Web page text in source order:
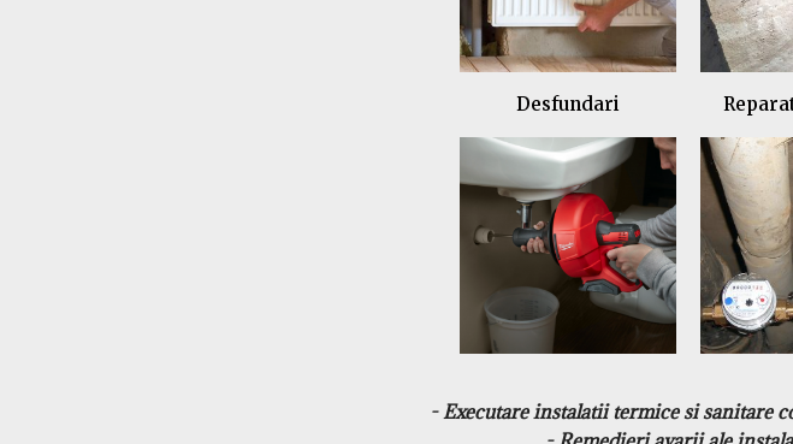
Desfundari
- Executare instalatii termice si sanitare